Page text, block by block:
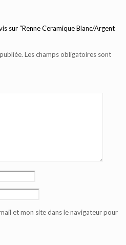
sur “Renne Ceramique Blanc/Argent
Les champs obligatoires sont
et mon site dans le navigateur pour